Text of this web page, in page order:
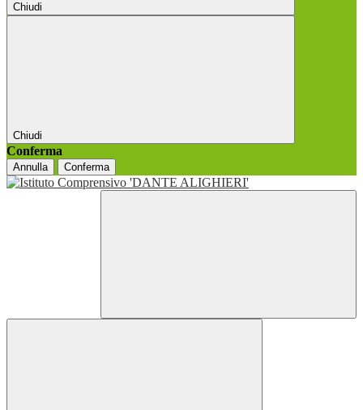
Chiudi
Chiudi
Conferma
Annulla Conferma